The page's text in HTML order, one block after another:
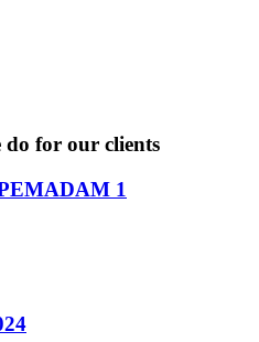
do for our clients
1